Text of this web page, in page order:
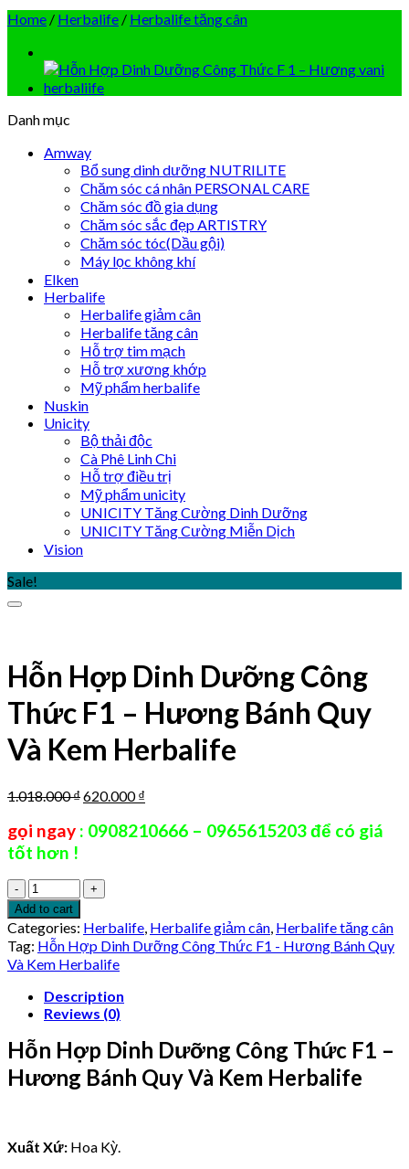
Home / Herbalife / Herbalife tăng cân
Danh mục
Amway
Bổ sung dinh dưỡng NUTRILITE
Chăm sóc cá nhân PERSONAL CARE
Chăm sóc đồ gia dụng
Chăm sóc sắc đẹp ARTISTRY
Chăm sóc tóc(Dầu gội)
Máy lọc không khí
Elken
Herbalife
Herbalife giảm cân
Herbalife tăng cân
Hỗ trợ tim mạch
Hỗ trợ xương khớp
Mỹ phẩm herbalife
Nuskin
Unicity
Bộ thải độc
Cà Phê Linh Chi
Hỗ trợ điều trị
Mỹ phẩm unicity
UNICITY Tăng Cường Dinh Dưỡng
UNICITY Tăng Cường Miễn Dịch
Vision
Sale!
Hỗn Hợp Dinh Dưỡng Công
Thức F1 – Hương Bánh Quy
Và Kem Herbalife
1.018.000₫Original
was:
620.000₫
is:
gọi ngay : 0908210666 – 0965615203 để có giá
tốt hơn !
Hỗn
Hợp
Dinh
Dưỡng
Công
Thức
F1
-
Bánh
Quy
Và
Add to cart
Categories: Herbalife, Herbalife giảm cân, Herbalife tăng cân
Tag: Hỗn Hợp Dinh Dưỡng Công Thức F1 - Hương Bánh Quy
Và Kem Herbalife
Description
Reviews (0)
Hỗn Hợp Dinh Dưỡng Công Thức F1 –
Hương Bánh Quy Và Kem Herbalife
Xuất Xứ: Hoa Kỳ.